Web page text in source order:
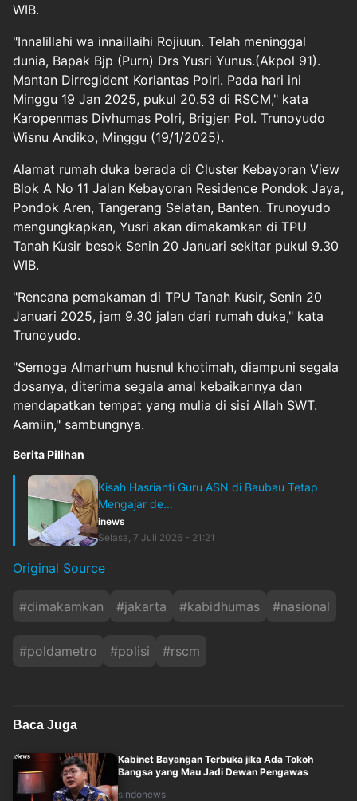
WIB.
"Innalillahi wa innaillaihi Rojiuun. Telah meninggal
dunia, Bapak Bjp (Purn) Drs Yusri Yunus.(Akpol 91).
Mantan Dirregident Korlantas Polri. Pada hari ini
Minggu 19 Jan 2025, pukul 20.53 di RSCM," kata
Karopenmas Divhumas Polri, Brigjen Pol. Trunoyudo
Wisnu Andiko, Minggu (19/1/2025).
Alamat rumah duka berada di Cluster Kebayoran View
Blok A No 11 Jalan Kebayoran Residence Pondok Jaya,
Pondok Aren, Tangerang Selatan, Banten. Trunoyudo
mengungkapkan, Yusri akan dimakamkan di TPU
Tanah Kusir besok Senin 20 Januari sekitar pukul 9.30
WIB.
"Rencana pemakaman di TPU Tanah Kusir, Senin 20
Januari 2025, jam 9.30 jalan dari rumah duka," kata
Trunoyudo.
"Semoga Almarhum husnul khotimah, diampuni segala
dosanya, diterima segala amal kebaikannya dan
mendapatkan tempat yang mulia di sisi Allah SWT.
Aamiin," sambungnya.
Berita Pilihan
Kisah Hasrianti Guru ASN di Baubau Tetap
Mengajar de...
inews
Selasa, 7 Juli 2026 - 21:21
Original Source
#dimakamkan #jakarta #kabidhumas #nasional
#poldametro #polisi #rscm
Baca Juga
Kabinet Bayangan Terbuka jika Ada Tokoh
Bangsa yang Mau Jadi Dewan Pengawas
sindonews